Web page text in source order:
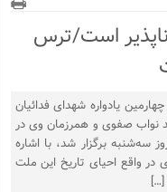
است/ترس
یادواره شهدای فدائیان
نواب صفوی و همرزمان وی در
سه‌شنبه برگزار شد، با اشاره
در واقع احیای تاریخ این ملت
[…]